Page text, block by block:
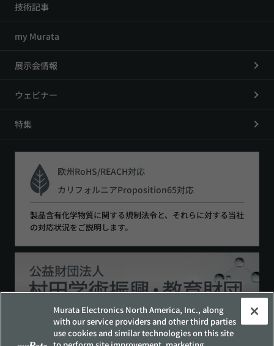
技術記事
my Murata
展示会情報
ウェビナー
特集
欧州RoHS/REACH対応
カリフォルニアProposition65対応
製品含有化学物質に関する規制法令と、それらに対する当社
の対応状況をご説明します。
Murata Electronics North America, Inc., along
with our service providers and other third parties
use cookies and similar technologies on this site